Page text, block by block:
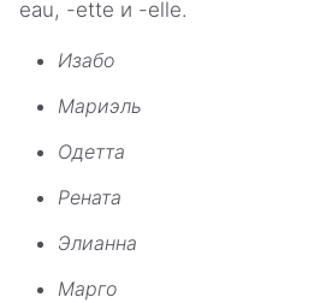
eau, -ette и -elle.
Изабо
Мариэль
Одетта
Рената
Элианна
Марго